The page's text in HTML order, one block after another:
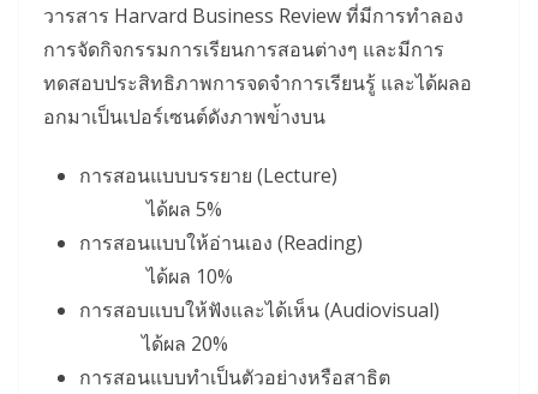
วารสาร Harvard Business Review ที่มีการทำลอง
การจัดกิจกรรมการเรียนการสอนต่างๆ และมีการ
ทดสอบประสิทธิภาพการจดจำการเรียนรู้ และได้ผลอ
อกมาเป็นเปอร์เซนต์ดังภาพข่้างบน
การสอนแบบบรรยาย (Lecture)
ได้ผล 5%
การสอนแบบให้อ่านเอง (Reading)
ได้ผล 10%
การสอบแบบให้ฟังและได้เห็น (Audiovisual)
ได้ผล 20%
การสอนแบบทำเป็นตัวอย่างหรือสาธิต